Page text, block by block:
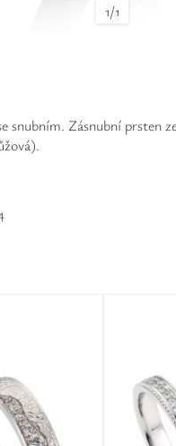
1/1
snubním. Zásnubní prsten